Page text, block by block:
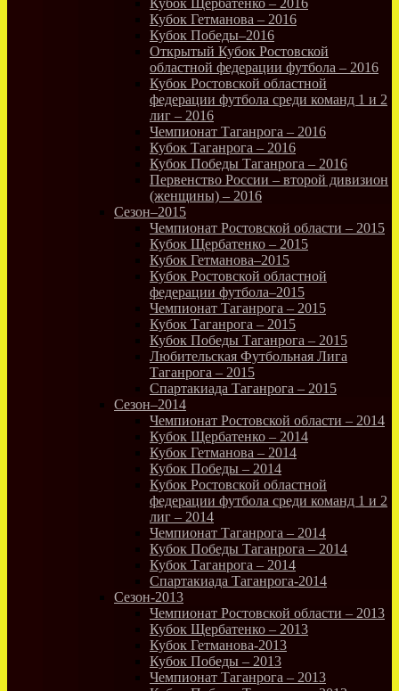
Кубок Гетманова – 2016
Кубок Победы–2016
Открытый Кубок Ростовской
областной федерации футбола – 2016
Кубок Ростовской областной
федерации футбола среди команд 1 и 2
лиг – 2016
Чемпионат Таганрога – 2016
Кубок Таганрога – 2016
Кубок Победы Таганрога – 2016
Первенство России – второй дивизион
(женщины) – 2016
Сезон–2015
Чемпионат Ростовской области – 2015
Кубок Щербатенко – 2015
Кубок Гетманова–2015
Кубок Ростовской областной
федерации футбола–2015
Чемпионат Таганрога – 2015
Кубок Таганрога – 2015
Кубок Победы Таганрога – 2015
Любительская Футбольная Лига
Таганрога – 2015
Спартакиада Таганрога – 2015
Сезон–2014
Чемпионат Ростовской области – 2014
Кубок Щербатенко – 2014
Кубок Гетманова – 2014
Кубок Победы – 2014
Кубок Ростовской областной
федерации футбола среди команд 1 и 2
лиг – 2014
Чемпионат Таганрога – 2014
Кубок Победы Таганрога – 2014
Кубок Таганрога – 2014
Спартакиада Таганрога-2014
Сезон-2013
Чемпионат Ростовской области – 2013
Кубок Щербатенко – 2013
Кубок Гетманова-2013
Кубок Победы – 2013
Чемпионат Таганрога – 2013